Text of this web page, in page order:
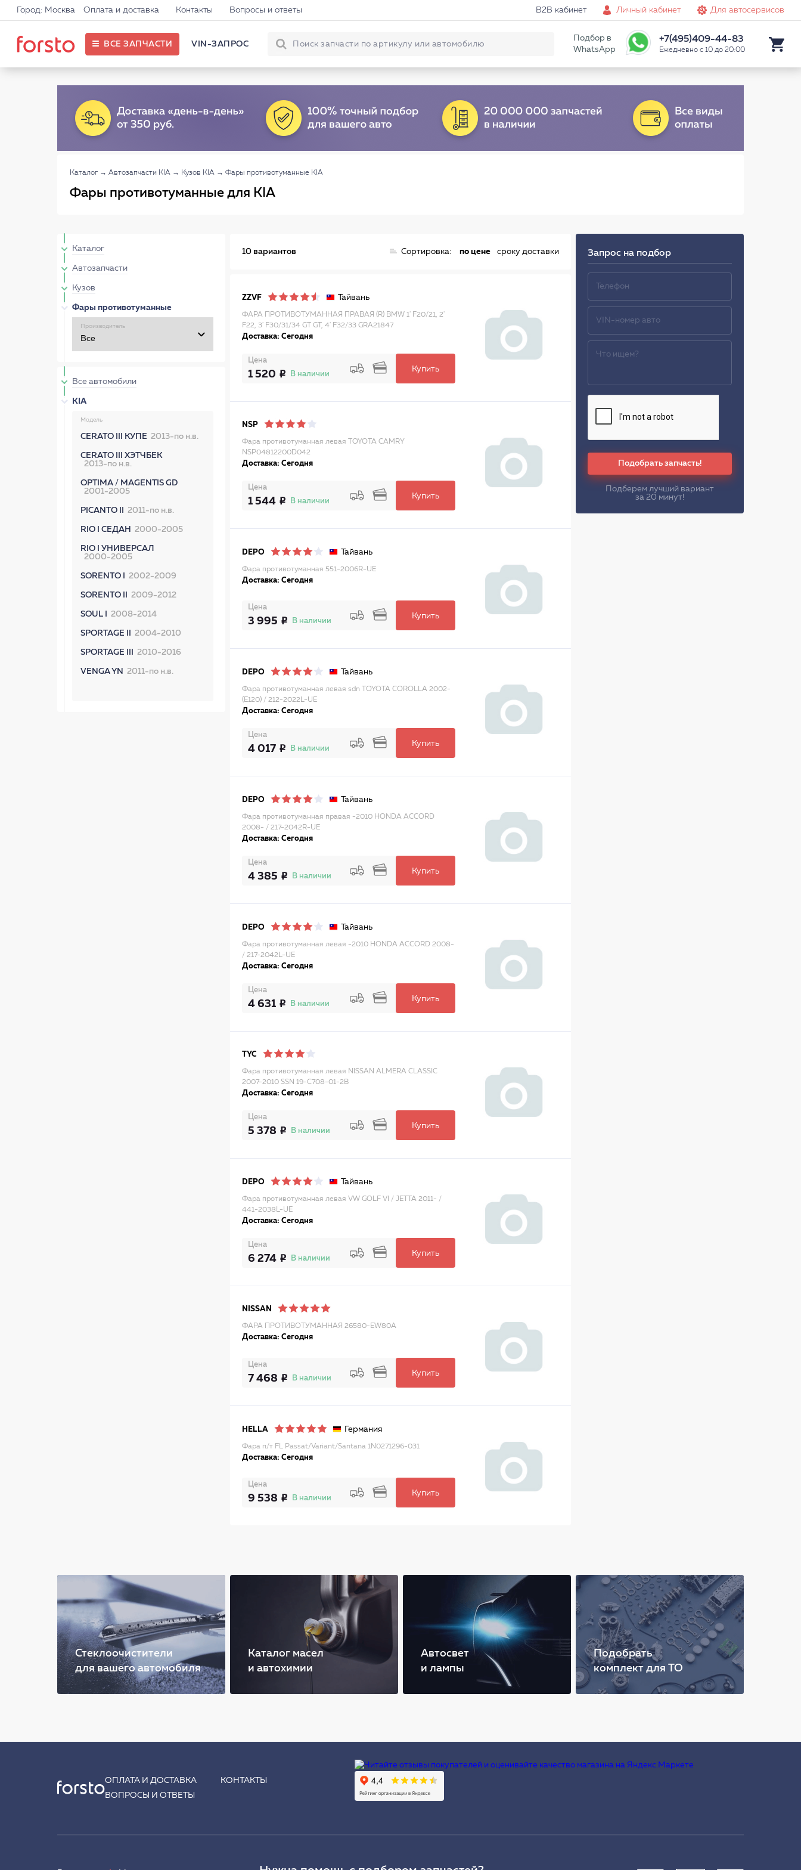
Город: Москва Оплата и доставка Контакты Вопросы и ответы B2B кабинет Личный кабинет Для автосервисов
ВСЕ ЗАПЧАСТИ VIN-ЗАПРОС
Подбор в
WhatsApp
+7(495)409-44-83
Ежедневно с 10 до 20:00
Каталог → Автозапчасти KIA → Кузов KIA → Фары противотуманные KIA
Фары противотуманные для KIA
Каталог
Автозапчасти
Кузов
Фары противотуманные
Производитель
Все автомобили
KIA
Модель
CERATO III КУПЕ 2013-по н.в.
CERATO III ХЭТЧБЕК
2013-по н.в.
OPTIMA / MAGENTIS GD
2001-2005
PICANTO II 2011-по н.в.
RIO I СЕДАН 2000-2005
RIO I УНИВЕРСАЛ
2000-2005
SORENTO I 2002-2009
SORENTO II 2009-2012
SOUL I 2008-2014
SPORTAGE II 2004-2010
SPORTAGE III 2010-2016
VENGA YN 2011-по н.в.
10 вариантов Сортировка: по цене сроку доставки
ZZVF Тайвань
ФАРА ПРОТИВОТУМАННАЯ ПРАВАЯ (R) BMW 1' F20/21, 2'
F22, 3' F30/31/34 GT GT, 4' F32/33 GRA21847
Доставка: Сегодня
Цена
1 520 В наличии
Купить
NSP
Фара противотуманная левая TOYOTA CAMRY
NSP04812200D042
Доставка: Сегодня
Цена
1 544 В наличии
Купить
DEPO Тайвань
Фара противотуманная 551-2006R-UE
Доставка: Сегодня
Цена
3 995 В наличии
Купить
DEPO Тайвань
Фара противотуманная левая sdn TOYOTA COROLLA 2002-
(E120) / 212-2022L-UE
Доставка: Сегодня
Цена
4 017 В наличии
Купить
DEPO Тайвань
Фара противотуманная правая -2010 HONDA ACCORD
2008- / 217-2042R-UE
Доставка: Сегодня
Цена
4 385 В наличии
Купить
DEPO Тайвань
Фара противотуманная левая -2010 HONDA ACCORD 2008-
/ 217-2042L-UE
Доставка: Сегодня
Цена
4 631 В наличии
Купить
TYC
Фара противотуманная левая NISSAN ALMERA CLASSIC
2007-2010 SSN 19-C708-01-2B
Доставка: Сегодня
Цена
5 378 В наличии
Купить
DEPO Тайвань
Фара противотуманная левая VW GOLF VI / JETTA 2011- /
441-2038L-UE
Доставка: Сегодня
Цена
6 274 В наличии
Купить
NISSAN
ФАРА ПРОТИВОТУМАННАЯ 26580-EW80A
Доставка: Сегодня
Цена
7 468 В наличии
Купить
HELLA Германия
Фара п/т FL Passat/Variant/Santana 1N0271296-031
Доставка: Сегодня
Цена
9 538 В наличии
Купить
Запрос на подбор
Подобрать запчасть!
Подберем лучший вариант
за 20 минут!
Стеклоочистители
для вашего автомобиля
Каталог масел
и автохимии
Автосвет
и лампы
Подобрать
комплект для ТО
ОПЛАТА И ДОСТАВКА
КОНТАКТЫ
ВОПРОСЫ И ОТВЕТЫ